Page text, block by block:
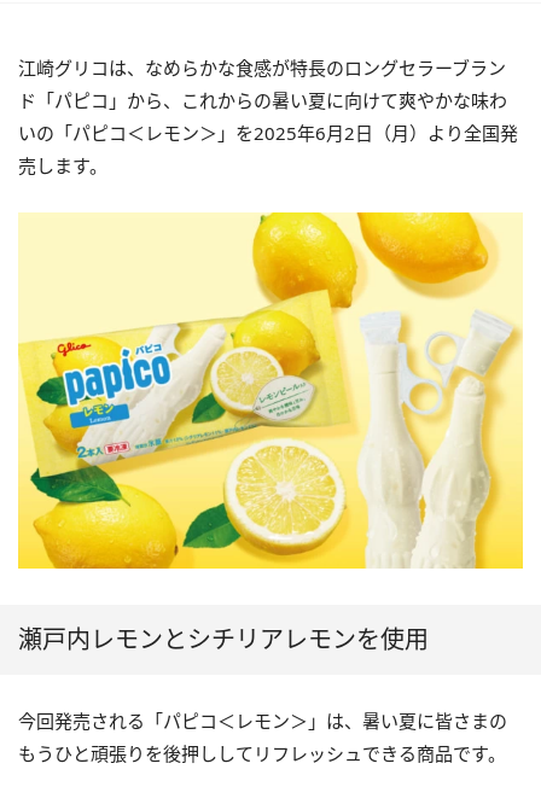
江崎グリコは、なめらかな食感が特長のロングセラーブラン
ド「パピコ」から、これからの暑い夏に向けて爽やかな味わ
いの「パピコ＜レモン＞」を2025年6月2日（月）より全国発
売します。
瀬戸内レモンとシチリアレモンを使用
今回発売される「パピコ＜レモン＞」は、暑い夏に皆さまの
もうひと頑張りを後押ししてリフレッシュできる商品です。